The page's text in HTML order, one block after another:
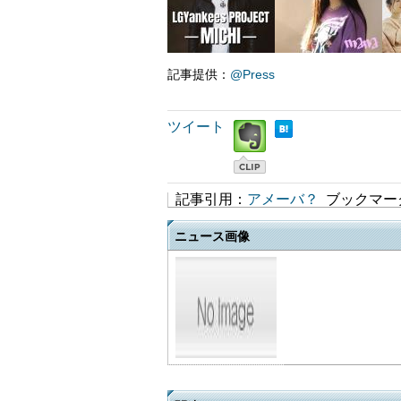
記事提供： @Press
ツイート
記事引用： アメーバ？ ブックマー
ニュース画像